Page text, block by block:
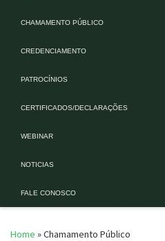
CHAMAMENTO PÚBLICO
CREDENCIAMENTO
PATROCÍNIOS
CERTIFICADOS/DECLARAÇÕES
WEBINAR
NOTICIAS
FALE CONOSCO
Home »Chamamento Público